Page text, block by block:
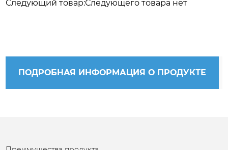
Следующий товар:Следующего товара нет
ПОДРОБНАЯ ИНФОРМАЦИЯ О ПРОДУКТЕ